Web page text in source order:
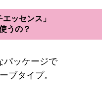
エッセンス」
うの？
パッケージで
ブタイプ。